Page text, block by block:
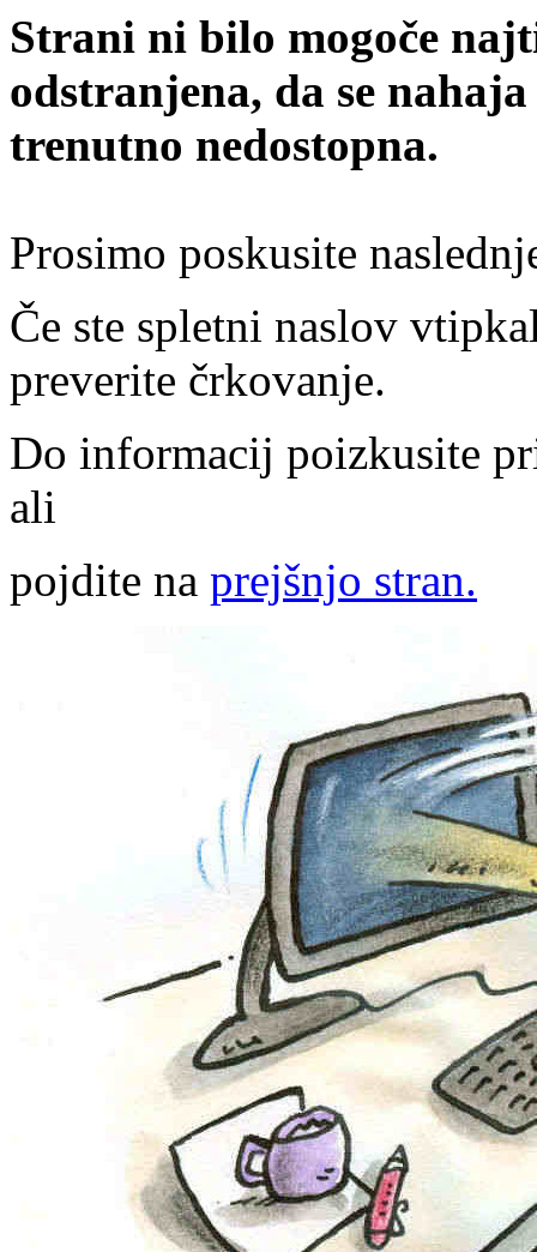
Strani ni bilo mogoče
odstranjena, da se
trenutno nedostopna.
Prosimo poskusite
Če ste spletni naslov
preverite črkovanje.
Do informacij poizkusite
ali
pojdite na prejšnjo stran.